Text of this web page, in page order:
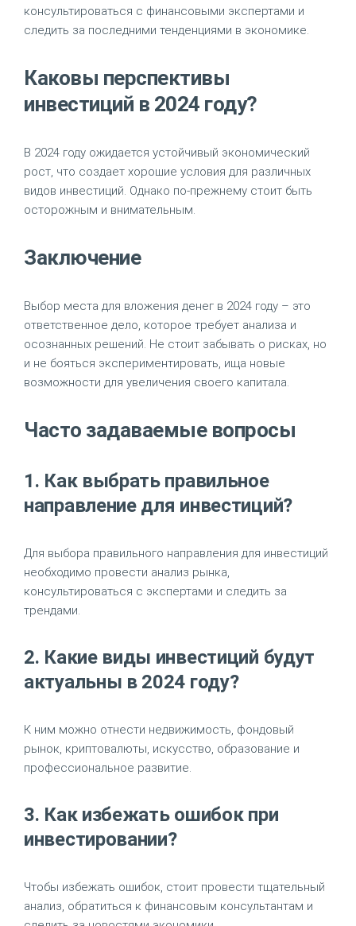
консультироваться с финансовыми экспертами и
следить за последними тенденциями в экономике.
Каковы перспективы
инвестиций в 2024 году?
В 2024 году ожидается устойчивый экономический
рост, что создает хорошие условия для различных
видов инвестиций. Однако по-прежнему стоит быть
осторожным и внимательным.
Заключение
Выбор места для вложения денег в 2024 году – это
ответственное дело, которое требует анализа и
осознанных решений. Не стоит забывать о рисках, но
и не бояться экспериментировать, ища новые
возможности для увеличения своего капитала.
Часто задаваемые вопросы
1. Как выбрать правильное
направление для инвестиций?
Для выбора правильного направления для инвестиций
необходимо провести анализ рынка,
консультироваться с экспертами и следить за
трендами.
2. Какие виды инвестиций будут
актуальны в 2024 году?
К ним можно отнести недвижимость, фондовый
рынок, криптовалюты, искусство, образование и
профессиональное развитие.
3. Как избежать ошибок при
инвестировании?
Чтобы избежать ошибок, стоит провести тщательный
анализ, обратиться к финансовым консультантам и